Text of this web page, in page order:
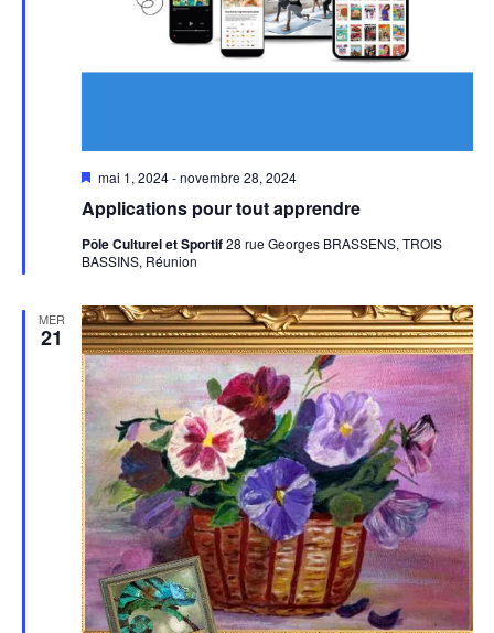
Applications pour tout apprendre
Mis
avant
mai 1, 2024-novembre 28, 2024
Pôle Culturel et Sportif28 rue Georges BRASSENS, TROIS
BASSINS, Réunion
MER
21